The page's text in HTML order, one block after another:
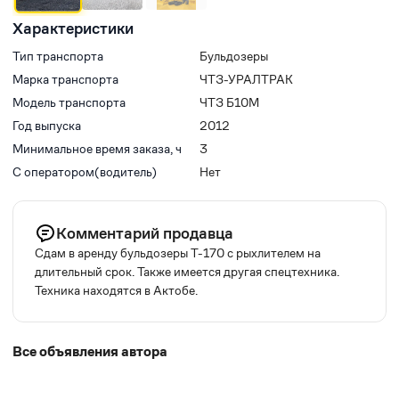
Характеристики
Тип транспорта
Бульдозеры
Марка транспорта
ЧТЗ-УРАЛТРАК
Модель транспорта
ЧТЗ Б10М
Год выпуска
2012
Минимальное время заказа, ч
3
С оператором(водитель)
Нет
Комментарий продавца
Сдам в аренду бульдозеры Т-170 с рыхлителем на
длительный срок. Также имеется другая спецтехника.
Техника находятся в Актобе.
Все объявления автора